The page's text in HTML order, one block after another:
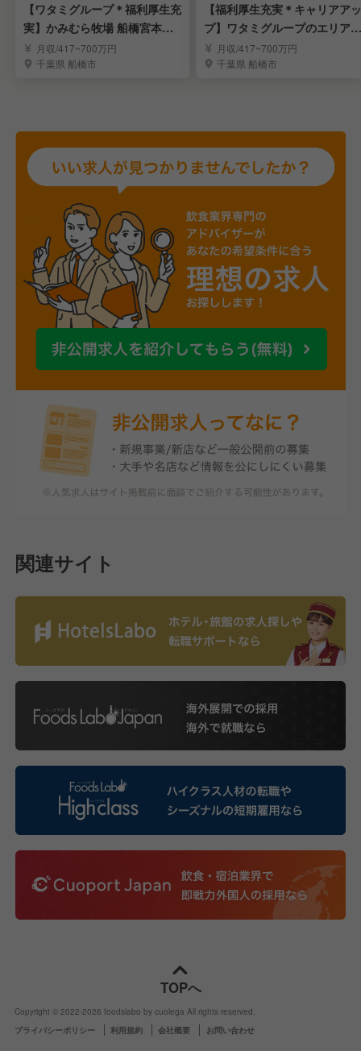
【ワタミグループ＊福利厚生充
実】かみむら牧場 船橋宮本店
で店長候補を募集！
月収/417~700万円
千葉県 船橋市
【福利厚生充実＊キャリアアッ
プ】ワタミグループのエリアM
GR候補を募集！
月収/417~700万円
千葉県 船橋市
関連サイト
TOPへ
Copyright © 2022-2026 foodslabo by cuolega All rights reserved.
プライバシーポリシー
利用規約 会社概要 お問い合わせ